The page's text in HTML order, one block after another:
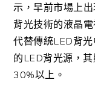
示，早前市場上
背光技術的液晶
代替傳統LED背
的LED背光源，
30%以上。